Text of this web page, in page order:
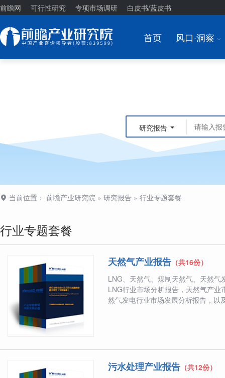
前瞻网 可行性研究 专项市场调研 白皮书/蓝皮书
首页 风口·洞察 I
研究报告
当前位置： 前瞻产业研究院 » 研究报告 » 行业专题套餐
行业专题套餐
天然气产业报告 （共16份）
LNG、天然气、煤制天然气、天然
LNG行业市场分析报告，天然气产
然气发电行业市场发展分析报告，以
污水处理产业报告 （共12份）